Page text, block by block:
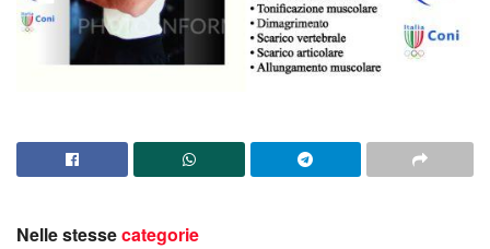
Nelle stessecategorie